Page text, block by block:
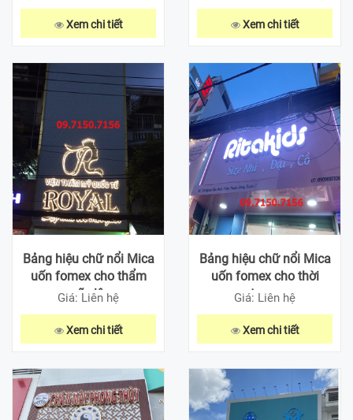
Xem chi tiết Xem chi tiết
Bảng hiệu chữ nổi Mica
uốn fomex cho thẩm
mỹ viện
Giá: Liên hệ
Xem chi tiết
Bảng hiệu chữ nổi Mica
uốn fomex cho thời
trang
Giá: Liên hệ
Xem chi tiết